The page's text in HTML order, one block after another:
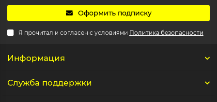
Оформить подписку
Я прочитал и согласен с условиями Политика безопасности
Информация
Служба поддержки